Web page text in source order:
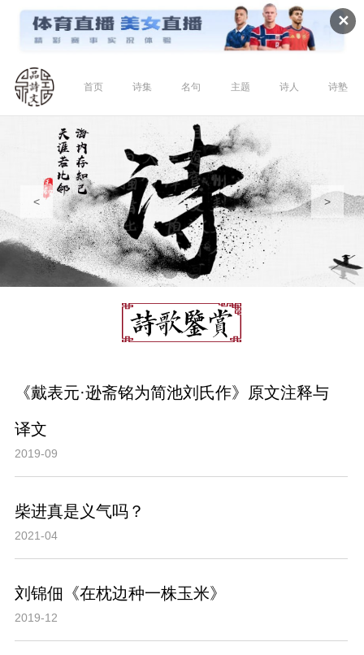
✕
首页 诗集 名句 主题 诗人 诗塾
< >
《戴表元·逊斋铭为简池刘氏作》原文注释与
译文
2019-09
柴进真是义气吗？
2021-04
刘锦佃《在枕边种一株玉米》
2019-12